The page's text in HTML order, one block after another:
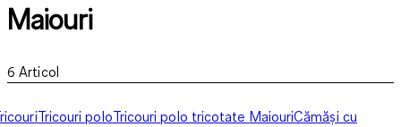
Maiouri
6 Articol
Tricouri poloTricouri polo tricotate MaiouriCămăși cu